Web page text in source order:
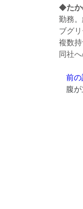
◆た
勤務
ブグ
複数持
同社
前
腹